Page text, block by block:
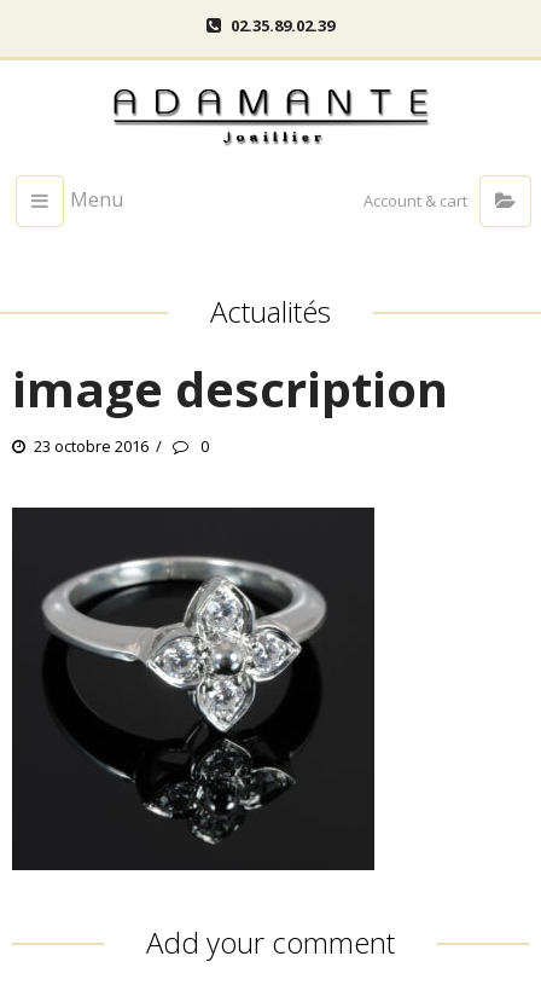
02.35.89.02.39
Menu Account & cart
Actualités
image description
23 octobre 2016 0
Add your comment